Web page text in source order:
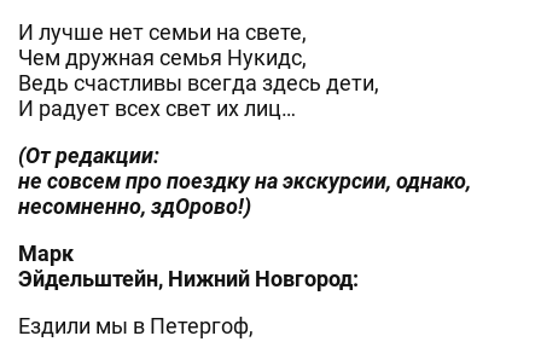
И лучше нет семьи на свете,
Чем дружная семья Нукидс,
Ведь счастливы всегда здесь дети,
И радует всех свет их лиц…
(От редакции:
не совсем про поездку на экскурсии, однако,
несомненно, здОрово!)
Марк
Эйдельштейн, Нижний Новгород:
Ездили мы в Петергоф,